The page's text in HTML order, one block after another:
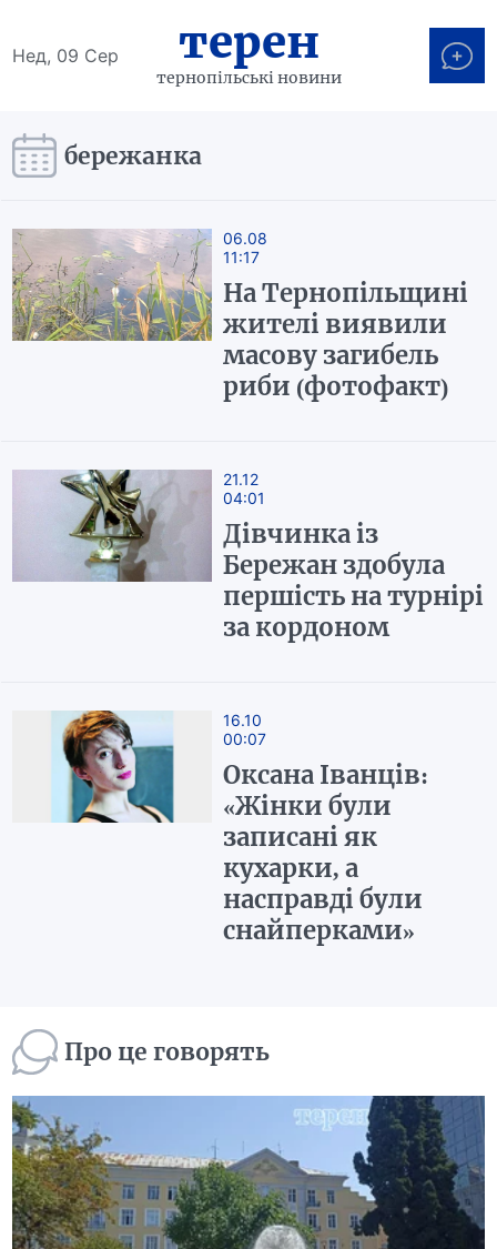
Нед, 09 Сер терен
тернопільські новини
бережанка
06.08
11:17
На Тернопільщині
жителі виявили
масову загибель
риби (фотофакт)
21.12
04:01
Дівчинка із
Бережан здобула
першість на турнірі
за кордоном
16.10
00:07
Оксана Іванців:
«Жінки були
записані як
кухарки, а
насправді були
снайперками»
Про це говорять